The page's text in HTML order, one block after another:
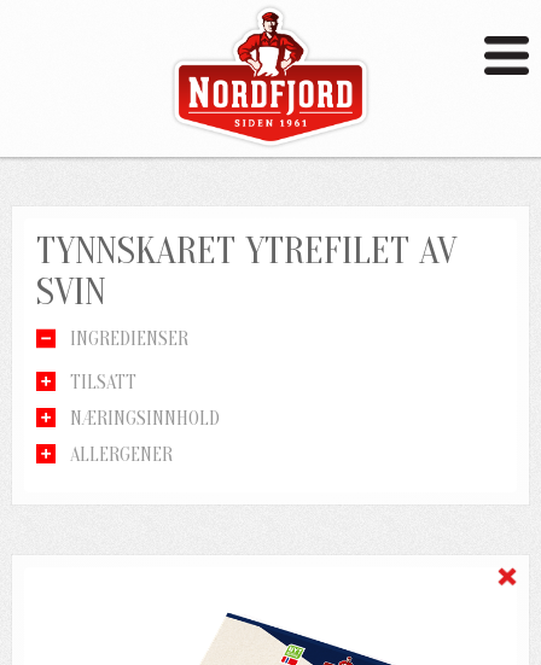
TYNNSKARET YTREFILET AV
SVIN
INGREDIENSER
TILSATT
NÆRINGSINNHOLD
ALLERGENER